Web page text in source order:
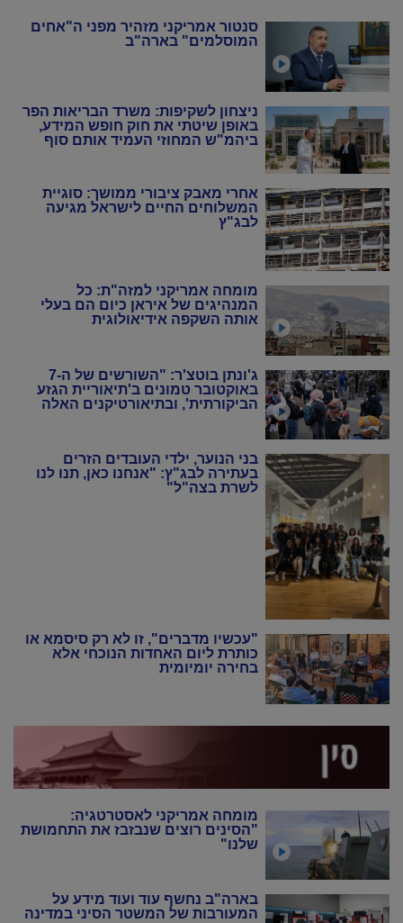
סנטור אמריקני מזהיר מפני ה"אחים
המוסלמים" בארה"ב
ניצחון לשקיפות: משרד הבריאות הפר
באופן שיטתי את חוק חופש המידע,
ביהמ"ש המחוזי העמיד אותם סוף
אחרי מאבק ציבורי ממושך: סוגיית
המשלוחים החיים לישראל מגיעה
לבג"ץ
מומחה אמריקני למזה"ת: כל
המנהיגים של איראן כיום הם בעלי
אותה השקפה אידיאולוגית
ג'ונתן בוטצ'ר: "השורשים של ה-7
באוקטובר טמונים ב'תיאוריית הגזע
הביקורתית', ובתיאורטיקנים האלה
בני הנוער, ילדי העובדים הזרים
בעתירה לבג"ץ: "אנחנו כאן, תנו לנו
לשרת בצה"ל"
"עכשיו מדברים", זו לא רק סיסמא או
כותרת ליום האחדות הנוכחי אלא
בחירה יומיומית
מומחה אמריקני לאסטרטגיה:
"הסינים רוצים שנבזבז את התחמושת
שלנו"
בארה"ב נחשף עוד ועוד מידע על
המעורבות של המשטר הסיני במדינה